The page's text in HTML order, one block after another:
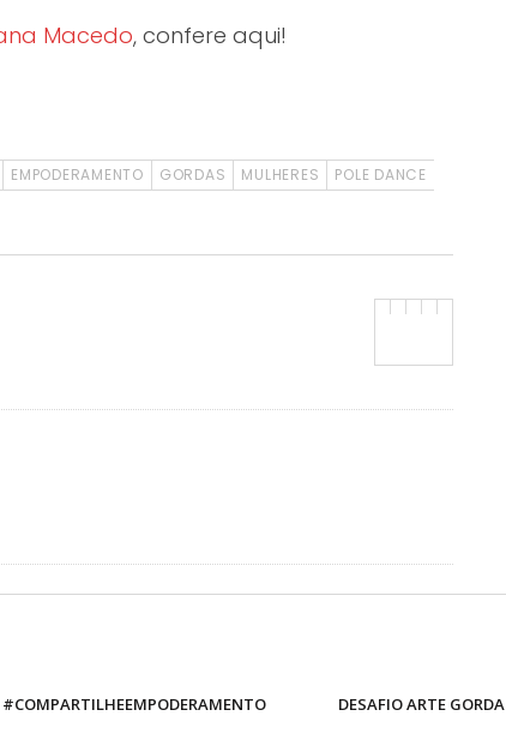
Macedo, confere aqui!
EMPODERAMENTO GORDAS MULHERES
POLE DANCE
#COMPARTILHEEMPODERAMENTO DESAFIO ARTE GORDA